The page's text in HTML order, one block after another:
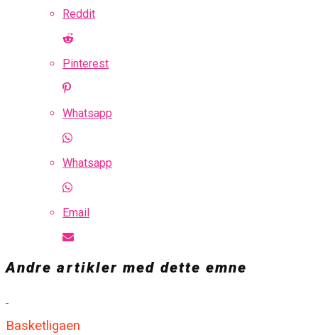
Reddit
Pinterest
Whatsapp
Whatsapp
Email
Andre artikler med dette emne
Basketligaen